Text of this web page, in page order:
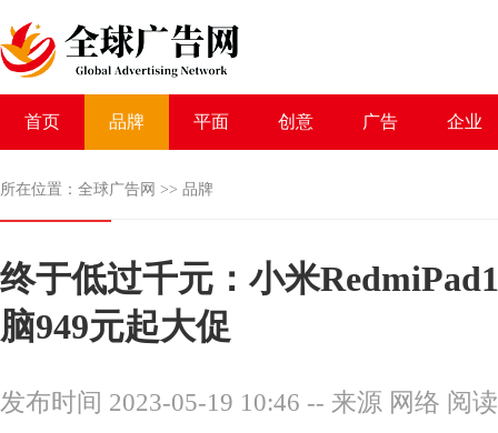
首页 品牌 平面 创意 广告 企业
所在位置： 全球广告网 >> 品牌
终于低过千元：小米
脑949元起大促
发布时间 2023-05-19 10:46 -- 来源 网络 阅